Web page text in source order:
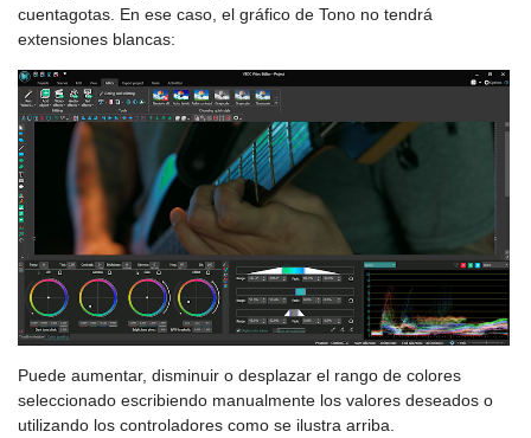
cuentagotas. En ese caso, el gráfico de Tono no tendrá
extensiones blancas:
Puede aumentar, disminuir o desplazar el rango de colores
seleccionado escribiendo manualmente los valores deseados o
utilizando los controladores como se ilustra arriba.